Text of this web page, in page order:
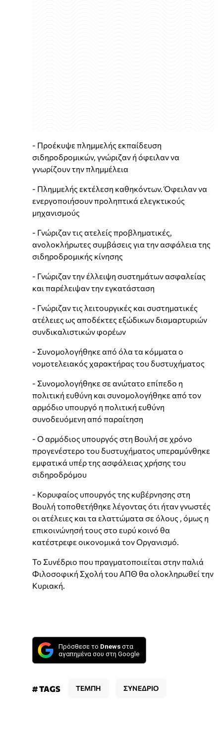
- Προέκυψε πλημμελής εκπαίδευση
σιδηροδρομικών, γνώριζαν ή όφειλαν να
γνωρίζουν την πλημμέλεια
- Πλημμελής εκτέλεση καθηκόντων. Όφειλαν να
ενεργοποιήσουν προληπτικά ελεγκτικούς
μηχανισμούς
- Γνώριζαν τις ατελείς προβληματικές,
ανολοκλήρωτες συμβάσεις για την ασφάλεια της
σιδηροδρομικής κίνησης
- Γνώριζαν την έλλειψη συστημάτων ασφαλείας
και παρέλειψαν την εγκατάσταση
- Γνώριζαν τις λειτουργικές και συστηματικές
ατέλειες ως αποδέκτες εξώδικων διαμαρτυριών
συνδικαλιστικών φορέων
- Συνομολογήθηκε από όλα τα κόμματα ο
νομοτελειακός χαρακτήρας του δυστυχήματος
- Συνομολογήθηκε σε ανώτατο επίπεδο η
πολιτική ευθύνη και συνομολογήθηκε από τον
αρμόδιο υπουργό η πολιτική ευθύνη
συνοδευόμενη από παραίτηση
- Ο αρμόδιος υπουργός στη Βουλή σε χρόνο
προγενέστερο του δυστυχήματος υπεραμύνθηκε
εμφατικά υπέρ της ασφάλειας χρήσης του
σιδηροδρόμου
- Κορυφαίος υπουργός της κυβέρνησης στη
Βουλή τοποθετήθηκε λέγοντας ότι ήταν γνωστές
οι ατέλειες και τα ελαττώματα σε όλους , όμως η
επικοινώνησή τους στο ευρύ κοινό θα
κατέστρεφε οικονομικά τον Οργανισμό.
Το Συνέδριο που πραγματοποιείται στην παλιά
Φιλοσοφική Σχολή του ΑΠΘ θα ολοκληρωθεί την
Κυριακή.
Πρόσθεσε το Dnews στα
αγαπημένα σου στη Google
# TAGS ΤΕΜΠΗ ΣΥΝΕΔΡΙΟ